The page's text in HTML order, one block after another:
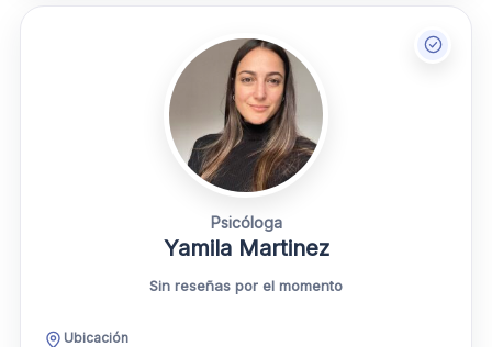
Psicóloga
Yamila Martinez
Sin reseñas por el momento
Ubicación